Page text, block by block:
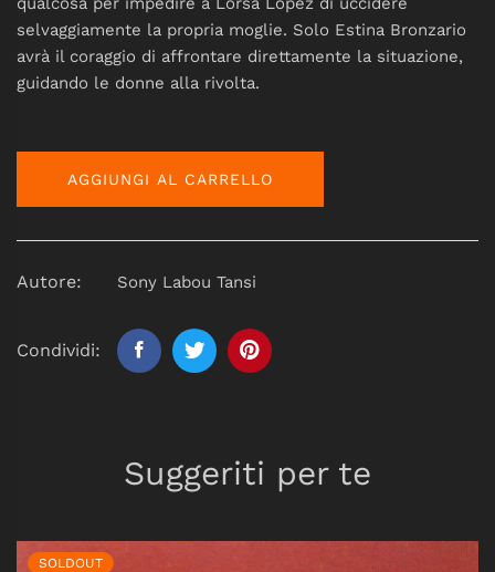
selvaggiamente la propria moglie. Solo Estina Bronzario
avrà il coraggio di affrontare direttamente la situazione,
guidando le donne alla rivolta.
AGGIUNGI AL CARRELLO
Autore: Sony Labou Tansi
Condividi:
Suggeriti per te
SOLDOUT